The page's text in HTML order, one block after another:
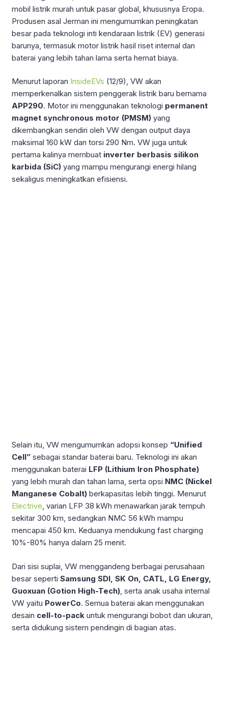
mobil listrik murah untuk pasar global, khususnya Eropa.
Produsen asal Jerman ini mengumumkan peningkatan
besar pada teknologi inti kendaraan listrik (EV) generasi
barunya, termasuk motor listrik hasil riset internal dan
baterai yang lebih tahan lama serta hemat biaya.
Menurut laporan InsideEVs (12/9), VW akan
memperkenalkan sistem penggerak listrik baru bernama
APP290. Motor ini menggunakan teknologi permanent
magnet synchronous motor (PMSM) yang
dikembangkan sendiri oleh VW dengan output daya
maksimal 160 kW dan torsi 290 Nm. VW juga untuk
pertama kalinya membuat inverter berbasis silikon
karbida (SiC) yang mampu mengurangi energi hilang
sekaligus meningkatkan efisiensi.
Selain itu, VW mengumumkan adopsi konsep “Unified
Cell” sebagai standar baterai baru. Teknologi ini akan
menggunakan baterai LFP (Lithium Iron Phosphate)
yang lebih murah dan tahan lama, serta opsi NMC (Nickel
Manganese Cobalt) berkapasitas lebih tinggi. Menurut
Electrive, varian LFP 38 kWh menawarkan jarak tempuh
sekitar 300 km, sedangkan NMC 56 kWh mampu
mencapai 450 km. Keduanya mendukung fast charging
10%-80% hanya dalam 25 menit.
Dari sisi suplai, VW menggandeng berbagai perusahaan
besar seperti Samsung SDI, SK On, CATL, LG Energy,
Guoxuan (Gotion High-Tech), serta anak usaha internal
VW yaitu PowerCo. Semua baterai akan menggunakan
desain cell-to-pack untuk mengurangi bobot dan ukuran,
serta didukung sistem pendingin di bagian atas.